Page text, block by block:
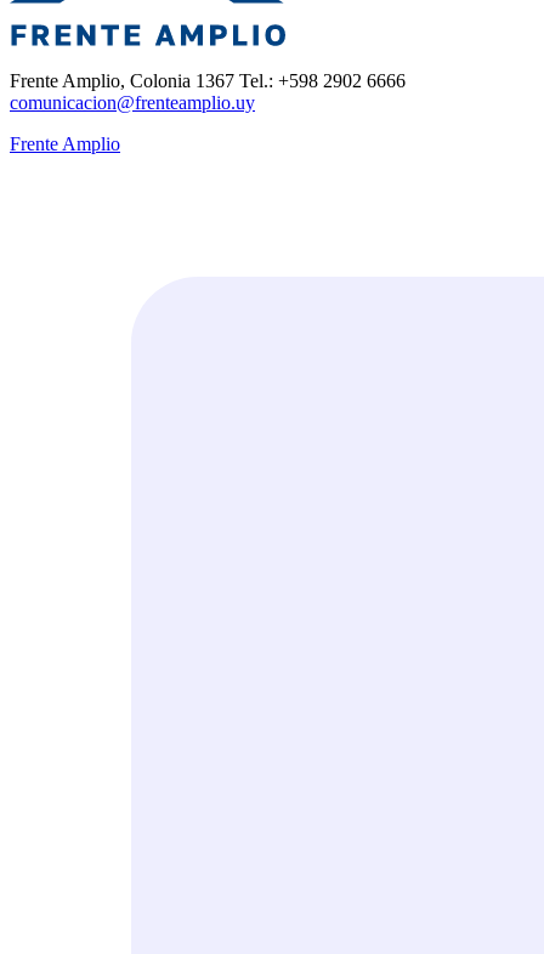
Frente Amplio, Colonia 1367 Tel.: +598 2902 6666
comunicacion@frenteamplio.uy
Frente Amplio